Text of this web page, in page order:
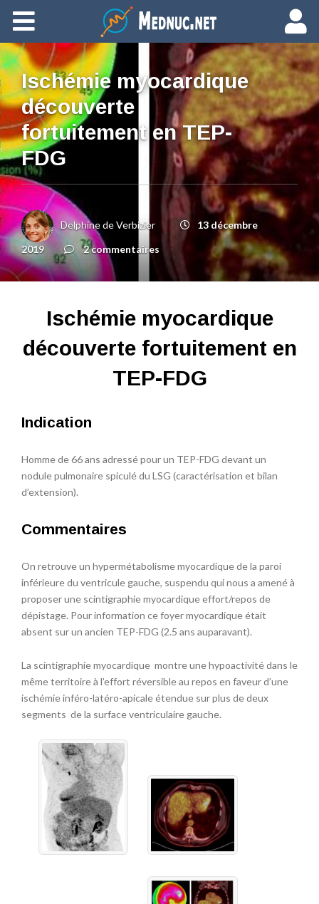
Ajouter du contenu
Ischémie myocardique
découverte
fortuitement en TEP-
FDG
Delphine de Verbizier
13 décembre
2019
2 commentaires
Ischémie myocardique
découverte fortuitement en
TEP-FDG
Indication
Homme de 66 ans adressé pour un TEP-FDG devant un
nodule pulmonaire spiculé du LSG (caractérisation et bilan
d’extension).
Commentaires
On retrouve un hypermétabolisme myocardique de la paroi
inférieure du ventricule gauche, suspendu qui nous a amené à
proposer une scintigraphie myocardique effort/repos de
dépistage. Pour information ce foyer myocardique était
absent sur un ancien TEP-FDG (2.5 ans auparavant).
La scintigraphie myocardique montre une hypoactivité dans le
même territoire à l’effort réversible au repos en faveur d’une
ischémie inféro-latéro-apicale étendue sur plus de deux
segments de la surface ventriculaire gauche.